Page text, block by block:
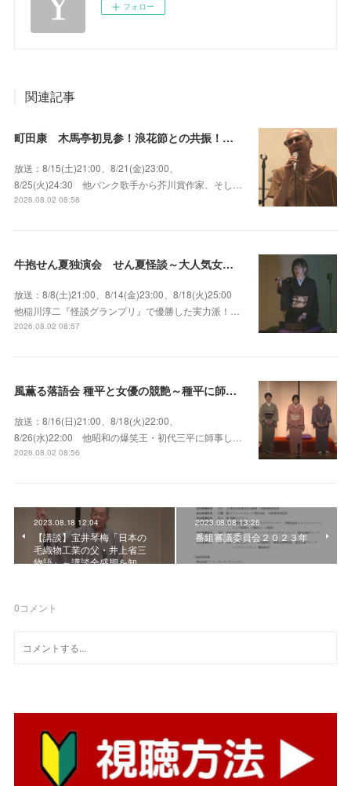
フォロー
関連記事
町田康 木馬亭初見参！浪花節との共振！～マチダ地蔵尊 他
放送：8/15(土)21:00、8/21(金)23:00、
8/25(火)24:30 他パンク歌手から芥川賞作家、そし…
2026.08.02 08:58
牛抱せん夏独演会 せん夏怪談～大人気女性怪談師とっておきの背筋も凍る…
放送：8/8(土)21:00、8/14(金)23:00、8/18(火)25:00
他稲川淳二『怪談グランプリ』で優勝した実力派！…
2026.08.02 08:57
風薫る落語会 種平と女優の競艶～種平に師事した女優たちが百花繚乱に咲き誇る大人気落語会
放送：8/16(日)21:00、8/18(火)22:00、
8/26(水)22:00 他昭和の爆笑王・初代三平に師事し…
2026.08.02 08:56
2023.08.18 12:04
【講談】宝井琴梅「日本の
毛織物工業の父・井上省三
物語」～講談全盛期を知…
2023.08.08 13:26
番組審議委員会２０２３年
0コメント